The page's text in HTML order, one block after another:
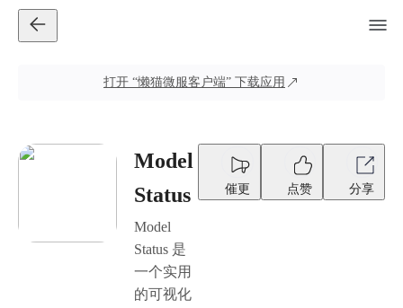
打开 “懒猫微服客户端” 下载应用
Model
Status
Model
Status 是
一个实用
的可视化
催更 点赞 分享